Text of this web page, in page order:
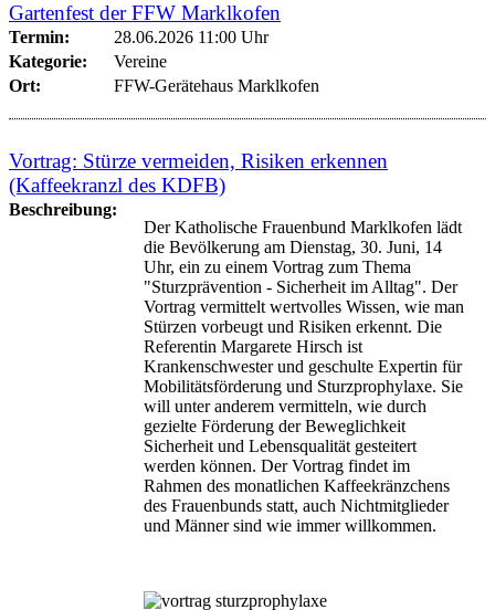
Gartenfest der FFW Marklkofen
Termin:
28.06.2026 11:00 Uhr
Kategorie:
Vereine
Ort:
FFW-Gerätehaus Marklkofen
Vortrag: Stürze vermeiden, Risiken erkennen
(Kaffeekranzl des KDFB)
Beschreibung:
Der Katholische Frauenbund Marklkofen lädt
die Bevölkerung am Dienstag, 30. Juni, 14
Uhr, ein zu einem Vortrag zum Thema
"Sturzprävention - Sicherheit im Alltag". Der
Vortrag vermittelt wertvolles Wissen, wie man
Stürzen vorbeugt und Risiken erkennt. Die
Referentin Margarete Hirsch ist
Krankenschwester und geschulte Expertin für
Mobilitätsförderung und Sturzprophylaxe. Sie
will unter anderem vermitteln, wie durch
gezielte Förderung der Beweglichkeit
Sicherheit und Lebensqualität gesteitert
werden können. Der Vortrag findet im
Rahmen des monatlichen Kaffeekränzchens
des Frauenbunds statt, auch Nichtmitglieder
und Männer sind wie immer willkommen.